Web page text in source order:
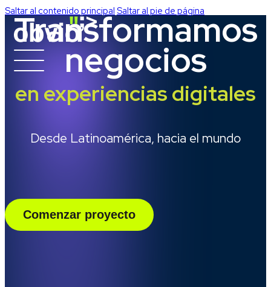
Saltar al contenido principal Saltar al pie de página
Transformamos
negocios
en experiencias digitales
Desde Latinoamérica, hacia el mundo
Comenzar proyecto